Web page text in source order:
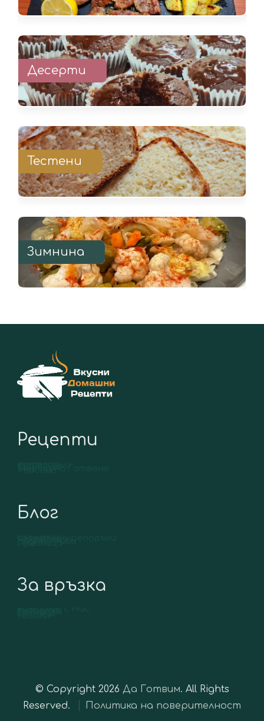
Десерти
Тестени
Зимнина
Рецепти
Блог
За връзка
© Copyright 2026 Да Готвим. All Rights
Reserved.
Политика на поверителност